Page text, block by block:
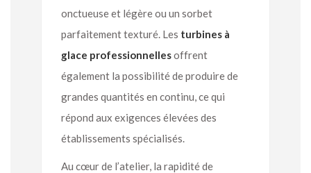
onctueuse et légère ou un sorbet
parfaitement texturé. Les turbines à
glace professionnellesoffrent
également la possibilité de produire de
grandes quantités en continu, ce qui
répond aux exigences élevées des
établissements spécialisés.
Au cœur de l’atelier, la rapidité de